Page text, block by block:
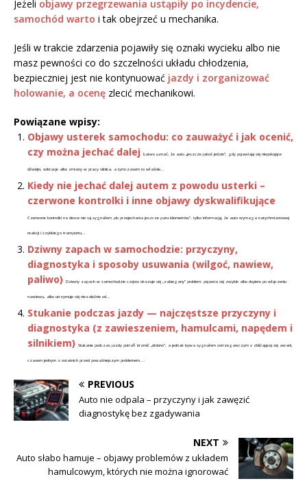
Jeżeli objawy przegrzewania ustąpiły po incydencie,
samochód warto i tak obejrzeć u mechanika.
Jeśli w trakcie zdarzenia pojawiły się oznaki wycieku albo nie
masz pewności co do szczelności układu chłodzenia,
bezpieczniej jest nie kontynuować jazdy i zorganizować
holowanie, a ocenę zlecić mechanikowi.
Powiązane wpisy:
Objawy usterek samochodu: co zauważyć i jak ocenić,
czy można jechać dalej
Łatwo uznać, że auto „jeszcze jakoś jedzie”, gdy pojawiają się niepokojące
dźwięki, wibracje albo zmiany w pracy silnika, a tymczasem to właśnie...
Kiedy nie jechać dalej autem z powodu usterki –
czerwone kontrolki i inne objawy dyskwalifikujące
Czerwone kontrolki na desce nie są sygnałem „do przejechania jeszcze paru kilometrów”, tylko informacją, że auto wymaga natychmiastowej
reakcji i szybkiego transportu...
Dziwny zapach w samochodzie: przyczyny,
diagnostyka i sposoby usuwania (wilgoć, nawiew,
paliwo)
Dziwny zapach w samochodzie często okazuje się „zabiegany” problem: pojawia się zwykle albo dopiero po włączeniu
nawiewu, albo utrzymuje się niezależnie od...
Stukanie podczas jazdy — najczęstsze przyczyny i
diagnostyka (z zawieszeniem, hamulcami, napędem i
silnikiem)
Stukanie podczas jazdy potrafi brzmić „drobno”, a jednak bywa sygnałem ostrzegawczym o zbliżającej się awarii,
czasem jednym z ostatnich przed poważniejszym problemem....
PREVIOUS
Auto nie odpala – przyczyny i jak zawęzić
diagnostykę bez zgadywania
NEXT
Auto słabo hamuje – objawy problemów z układem
hamulcowym, których nie można ignorować